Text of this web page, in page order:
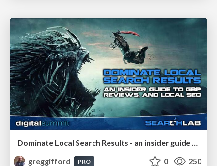
Dominate Local Search Results - an insider guide to GBP, reviews, and Local SEO
greggifford
PRO 0 250